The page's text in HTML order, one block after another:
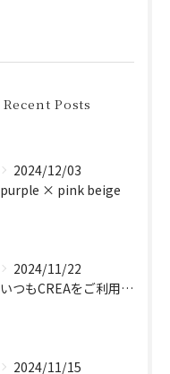
Recent Posts
2024/12/03
purple × pink beige
2024/11/22
いつもCREAをご利用頂き誠に有難う御座います！
2024/11/15